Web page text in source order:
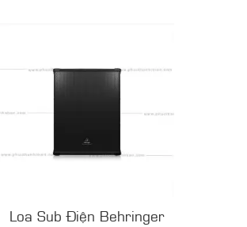
Loa Sub Điện Behringer